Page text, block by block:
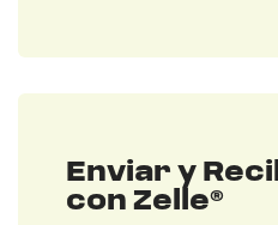
Enviar y
con Zelle®